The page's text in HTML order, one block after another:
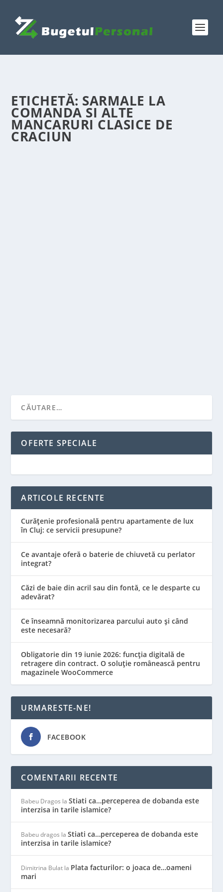
ETICHETĂ: SARMALE LA
COMANDA SI ALTE
MANCARURI CLASICE DE
CRACIUN
OFERTE SPECIALE
ARTICOLE RECENTE
Curățenie profesională pentru apartamente de lux
în Cluj: ce servicii presupune?
Ce avantaje oferă o baterie de chiuvetă cu perlator
integrat?
Căzi de baie din acril sau din fontă, ce le desparte cu
adevărat?
Ce înseamnă monitorizarea parcului auto și când
este necesară?
Obligatorie din 19 iunie 2026: funcția digitală de
retragere din contract. O soluție românească pentru
magazinele WooCommerce
URMARESTE-NE!
FACEBOOK
COMENTARII RECENTE
Babeu Dragos laStiati ca…perceperea de dobanda este
interzisa in tarile islamice?
Babeu dragos laStiati ca…perceperea de dobanda este
interzisa in tarile islamice?
Dimitrina Bulat la Plata facturilor: o joaca de…oameni
mari